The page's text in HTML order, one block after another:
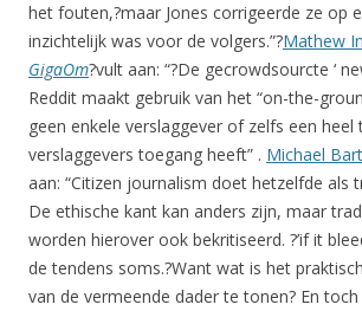
het fouten,?maar Jones corrigeerde ze op
inzichtelijk was voor de volgers.”?Mathew
GigaOm?vult aan: “?De gecrowdsourcte ‘
Reddit maakt gebruik van het “on-the-
geen enkele verslaggever of zelfs een heel
verslaggevers toegang heeft” . Michael
aan: “Citizen journalism doet hetzelfde als
De ethische kant kan anders zijn, maar
worden hierover ook bekritiseerd. ?’if it
de tendens soms.?Want wat is het
van de vermeende dader te tonen? En